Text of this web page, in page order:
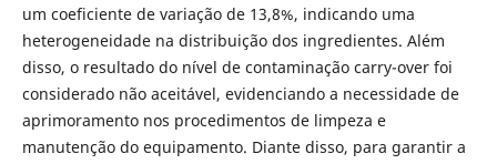
um coeficiente de variação de 13,8%, indicando uma
heterogeneidade na distribuição dos ingredientes. Além
disso, o resultado do nível de contaminação carry-over foi
considerado não aceitável, evidenciando a necessidade de
aprimoramento nos procedimentos de limpeza e
manutenção do equipamento. Diante disso, para garantir a